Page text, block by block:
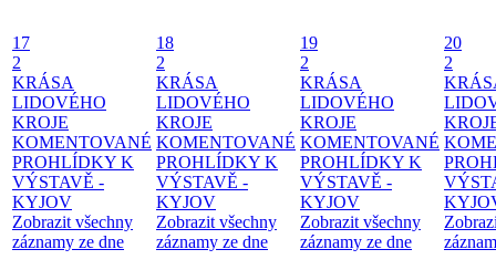
17
2
KRÁSA
LIDOVÉHO
KROJE
KOMENTOVANÉ
PROHLÍDKY K
VÝSTAVĚ -
KYJOV
Zobrazit všechny
záznamy ze dne
18
2
KRÁSA
LIDOVÉHO
KROJE
KOMENTOVANÉ
PROHLÍDKY K
VÝSTAVĚ -
KYJOV
Zobrazit všechny
záznamy ze dne
19
2
KRÁSA
LIDOVÉHO
KROJE
KOMENTOVANÉ
PROHLÍDKY K
VÝSTAVĚ -
KYJOV
Zobrazit všechny
záznamy ze dne
20
2